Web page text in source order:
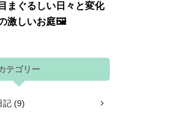
目まぐるしい日々と変化
激しいお庭🖼
テゴリー
記 (9)